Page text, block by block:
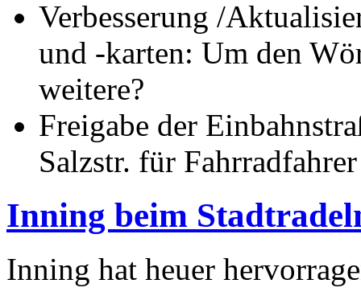
Verbesserung /
und -karten: Um den
weitere?
Freigabe der
Salzstr. für
Inning beim
Inning hat heuer